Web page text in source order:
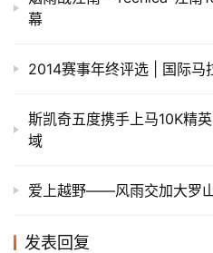
运
集
幕
2014赛事年终评选 | 国际马
斯凯奇五度携手上马10K精
域
爱上越野——风雨交加大罗
发表回复